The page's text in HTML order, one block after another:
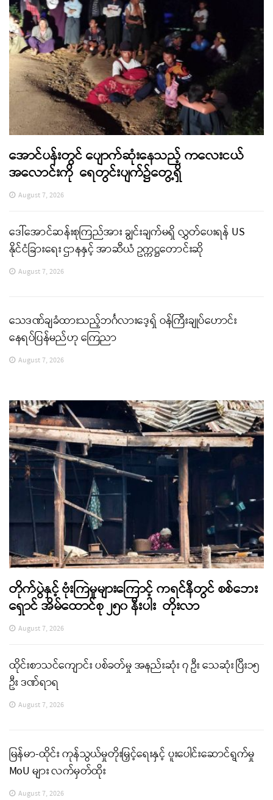
အောင်ပန်းတွင် ပျောက်ဆုံးနေသည့် ကလေးငယ်
အလောင်းကို ရေတွင်းပျက်၌တွေ့ရှိ
August 7, 2026
ဒေါ်အောင်ဆန်းစုကြည်အား ချွင်းချက်မရှိ လွှတ်ပေးရန် US
နိုင်ငံခြားရေး ဌာနနှင့် အာဆီယံ ဥက္ကဋ္ဌတောင်းဆို
August 7, 2026
သေဒဏ်ချခံထားသည့်ဘင်္ဂလားဒေ့ရှ် ဝန်ကြီးချုပ်ဟောင်း
နေရပ်ပြန်မည်ဟု ကြေညာ
August 7, 2026
တိုက်ပွဲနှင့် ဗုံးကြဲမှုများကြောင့် ကရင်နီတွင် စစ်ဘေး
ရှောင် အိမ်ထောင်စု ၂၅၀ နီးပါး တိုးလာ
August 7, 2026
ထိုင်းစာသင်ကျောင်း ပစ်ခတ်မှု အနည်းဆုံး ၇ ဦး သေဆုံး ပြီး၁၅
ဦး ဒဏ်ရာရ
August 7, 2026
မြန်မာ-ထိုင်း ကုန်သွယ်မှုတိုးမြှင့်ရေးနှင့် ပူးပေါင်းဆောင်ရွက်မှု
MoU များ လက်မှတ်ထိုး
August 7, 2026